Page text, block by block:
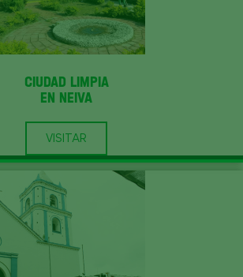
CIUDAD LIMPIA
EN NEIVA
VISITAR